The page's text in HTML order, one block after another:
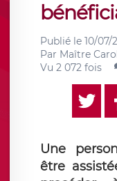
Publié le 10/07/
Par Maître
Vu 2 072 fois
Une
être